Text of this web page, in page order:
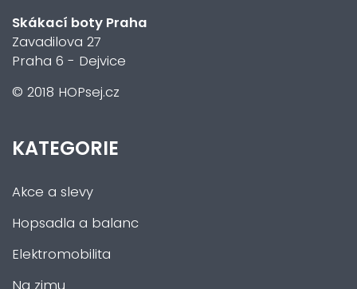
Skákací boty Praha
Zavadilova 27
Praha 6 - Dejvice
© 2018 HOPsej.cz
KATEGORIE
Akce a slevy
Hopsadla a balanc
Elektromobilita